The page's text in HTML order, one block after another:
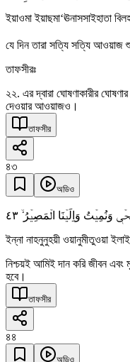
ইয়াওমা ইয়াছমা‘ঊনাসসাইহাতা
যে দিন তারা সত্যি সত্যি আওয়াজ
তাফসীরঃ
২২. এর দ্বারা ঘোষণাকারীর
দেওয়ার আওয়াজও।
তাফসীর
৪৩
অডিও
وَنُمِیۡتُ وَاِلَیۡنَا الۡمَصِیۡرُ ٤٣
ইন্না নাহনুনুহয়ী ওয়ানুমীতুওয়া
নিশ্চয়ই আমিই দান করি জীবন
হবে।
তাফসীর
৪৪
অডিও